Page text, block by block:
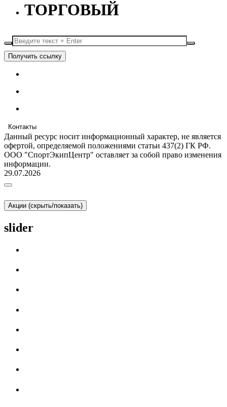
ТОРГОВЫЙ
Получить ссылку
Контакты
Данный ресурс носит информационный характер, не является
офертой, определяемой положениями статьи 437(2) ГК РФ.
ООО "СпортЭкипЦентр" оставляет за собой право изменения
информации.
29.07.2026
Акции (скрыть/показать)
slider